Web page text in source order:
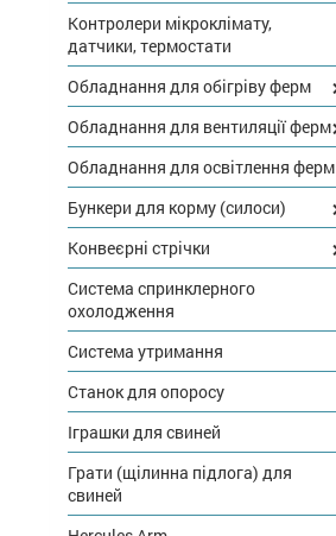
Контролери мікроклімату,
датчики, термостати
Обладнання для обігріву ферм
Обладнання для вентиляції ферм
Обладнання для освітлення ферм
Бункери для корму (силоси)
Конвеєрні стрічки
Система спринклерного
охолодження
Система утримання
Станок для опоросу
Іграшки для свиней
Грати (щілинна підлога) для
свиней